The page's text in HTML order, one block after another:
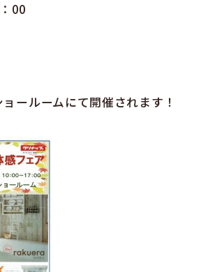
00
ールームにて開催されます！